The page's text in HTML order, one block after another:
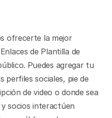
ofrecerte la mejor
de Plantilla de
Puedes agregar tu
perfiles sociales, pie de
de video o donde sea
socios interactúen